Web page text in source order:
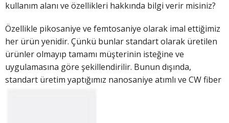
kullanım alanı ve özellikleri hakkında bilgi verir misiniz?
Özellikle pikosaniye ve femtosaniye olarak imal ettiğimiz
her ürün yenidir. Çünkü bunlar standart olarak üretilen
ürünler olmayıp tamamı müşterinin isteğine ve
uygulamasına göre şekillendirilir. Bunun dışında,
standart üretim yaptığımız nanosaniye atımlı ve CW fiber